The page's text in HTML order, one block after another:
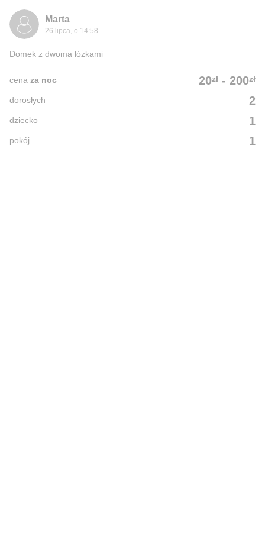
Marta
26 lipca, o 14:58
Domek z dwoma łóżkami
20zł - 200zł
cena za noc
2
dorosłych
1
dziecko
1
pokój